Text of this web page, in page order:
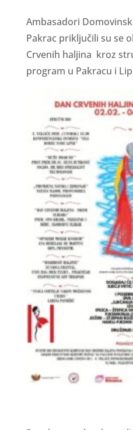
Ambasadori
Pakrac priključili su se
Crvenih haljina kroz
program u Pakracu i